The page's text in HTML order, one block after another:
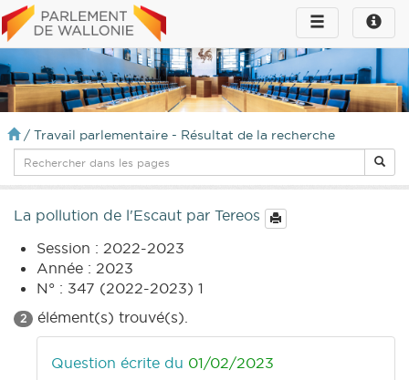
Toggle
infos
Toggle
navigation
/ Travail parlementaire - Résultat de la recherche
La pollution de l'Escaut par Tereos
Session : 2022-2023
Année : 2023
N° : 347 (2022-2023) 1
2 élément(s) trouvé(s).
Question écrite du 01/02/2023